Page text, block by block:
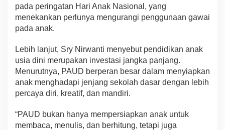
pada peringatan Hari Anak Nasional, yang
menekankan perlunya mengurangi penggunaan gawai
pada anak.
Lebih lanjut, Sry Nirwanti menyebut pendidikan anak
usia dini merupakan investasi jangka panjang.
Menurutnya, PAUD berperan besar dalam menyiapkan
anak menghadapi jenjang sekolah dasar dengan lebih
percaya diri, kreatif, dan mandiri.
“PAUD bukan hanya mempersiapkan anak untuk
membaca, menulis, dan berhitung, tetapi juga